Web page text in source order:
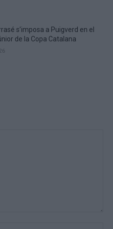
s’imposa a Puigverd en el
de la Copa Catalana